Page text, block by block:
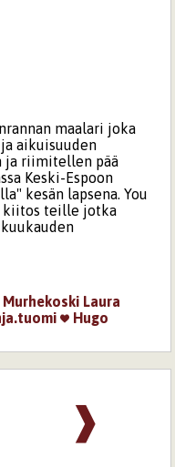
maalari joka
aikuisuuden
ja riimitellen pää
Keski-Espoon
kesän lapsena. You
kiitos teille jotka
Murhekoski Laura
Hugo
❱